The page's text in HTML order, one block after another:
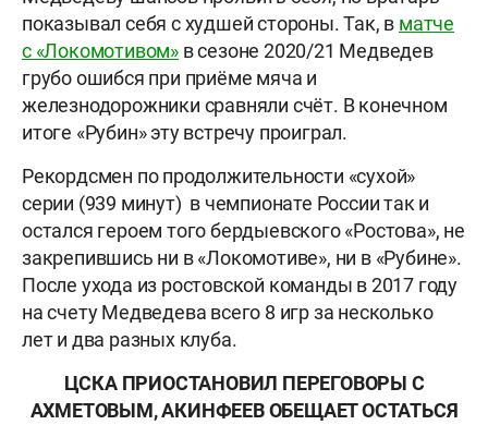
показывал себя с худшей стороны. Так, в матче
с «Локомотивом» в сезоне 2020/21 Медведев
грубо ошибся при приёме мяча и
железнодорожники сравняли счёт. В конечном
итоге «Рубин» эту встречу проиграл.
Рекордсмен по продолжительности «сухой»
серии (939 минут) в чемпионате России так и
остался героем того бердыевского «Ростова», не
закрепившись ни в «Локомотиве», ни в «Рубине».
После ухода из ростовской команды в 2017 году
на счету Медведева всего 8 игр за несколько
лет и два разных клуба.
ЦСКА ПРИОСТАНОВИЛ ПЕРЕГОВОРЫ С
АХМЕТОВЫМ, АКИНФЕЕВ ОБЕЩАЕТ ОСТАТЬСЯ